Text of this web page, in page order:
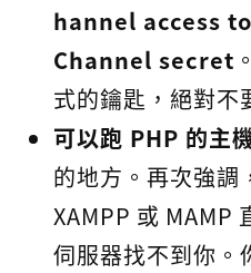
hannel access
Channel secret
式的鑰匙，絕對不
可以跑 PHP 的主
的地方。再次強調
XAMPP 或 MAMP
伺服器找不到你。